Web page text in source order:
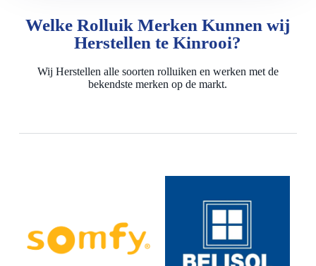
Welke Rolluik Merken Kunnen wij
Herstellen te Kinrooi?
Wij Herstellen alle soorten rolluiken en werken met de
bekendste merken op de markt.